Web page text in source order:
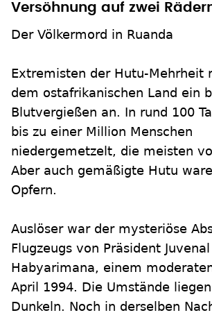
Versöhnung auf zwei
Der Völkermord in Ruanda
Extremisten der Hutu-Mehrheit
dem ostafrikanischen Land ein
Blutvergießen an. In rund 100
bis zu einer Million Menschen
niedergemetzelt, die meisten
Aber auch gemäßigte Hutu
Opfern.
Auslöser war der mysteriöse
Flugzeugs von Präsident Juvenal
Habyarimana, einem
April 1994. Die Umstände
Dunkeln. Noch in derselben